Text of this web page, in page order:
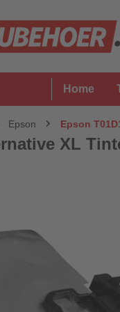
Home
Epson Epson
XL